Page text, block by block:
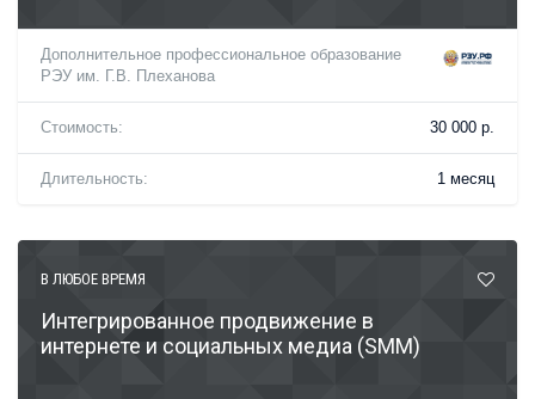
Дополнительное профессиональное образование
РЭУ им. Г.В. Плеханова
Стоимость: 30 000 р.
Длительность: 1 месяц
В ЛЮБОЕ ВРЕМЯ
Интегрированное продвижение в
интернете и социальных медиа (SMM)